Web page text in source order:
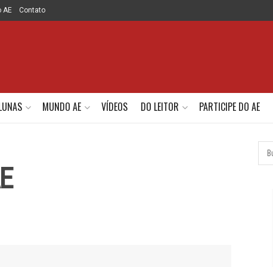
AE Contato
MUNDO AE VÍDEOS DO LEITOR PARTICIPE DO AE